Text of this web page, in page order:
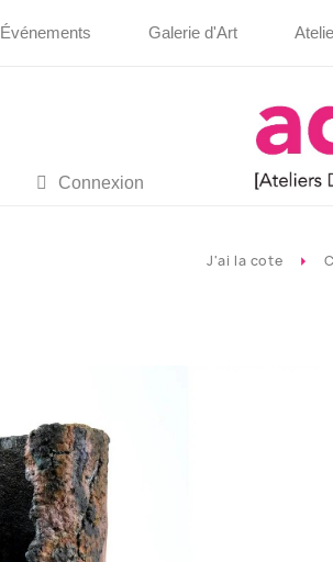
Événements Galerie d'Art
Connexion
J'ai la cote